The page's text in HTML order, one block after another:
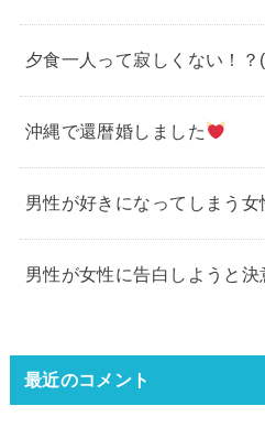
夕食一人って寂しくない！？
沖縄で還暦婚しました
男性が好きになってしまう
男性が女性に告白しようと
最近のコメント